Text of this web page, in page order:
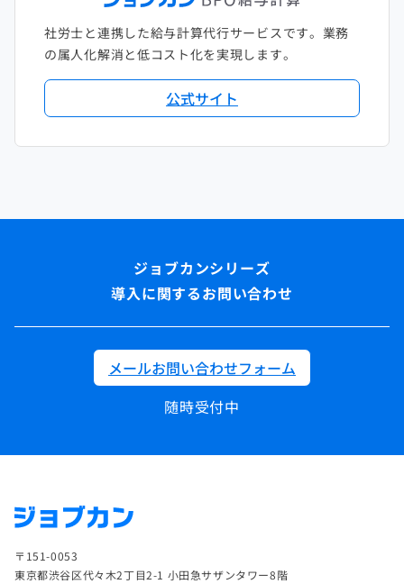
社労士と連携した給与計算代行サービスです。業務
の属人化解消と低コスト化を実現します。
公式サイト
導入に関するお問い合わせ
メールお問い合わせフォーム
随時受付中
〒151-0053
東京都渋谷区代々木2丁目2-1 小田急サザンタワー8階